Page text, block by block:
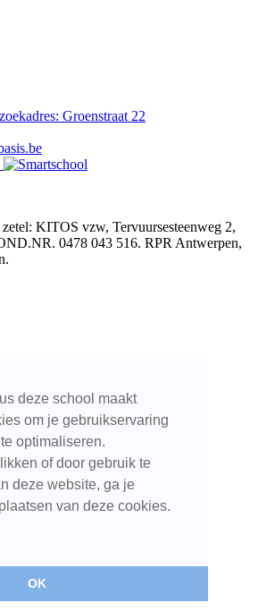
deze school maakt
om je gebruikservaring
optimaliseren.
of door gebruik te
deze website, ga je
van deze cookies.
OK
Groenstraat 22
KITOS vzw, Tervuursesteenweg 2,
0478 043 516. RPR Antwerpen,